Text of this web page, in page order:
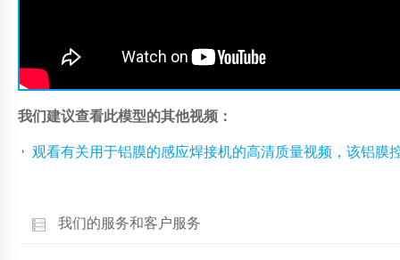
我们建议查看此模型的其他视频：
观看有关用于铝膜的感应焊接机的高清质量视频，该铝膜
我们的服务和客户服务